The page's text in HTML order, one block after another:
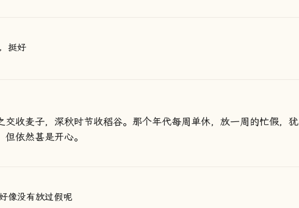
挺好
交收麦子，深秋时节收稻谷。那个年代每周单休，放一周的忙假，犹
依然甚是开心。
像没有放过假呢